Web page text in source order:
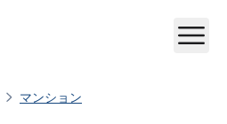
マンション